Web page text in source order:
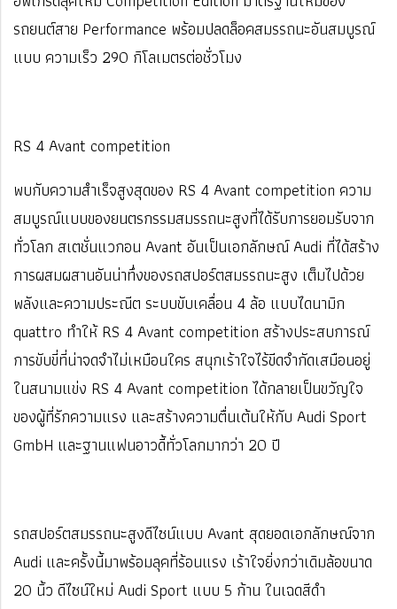
รถยนต์สาย Performance พร้อมปลดล็อคสมรรถนะอันสมบูรณ์
แบบ ความเร็ว 290 กิโลเมตรต่อชั่วโมง
RS 4 Avant competition
พบกับความสำเร็จสูงสุดของ RS 4 Avant competition ความ
สมบูรณ์แบบของยนตรกรรมสมรรถนะสูงที่ได้รับการยอมรับจาก
ทั่วโลก สเตชั่นแวกอน Avant อันเป็นเอกลักษณ์ Audi ที่ได้สร้าง
การผสมผสานอันน่าทึ่งของรถสปอร์ตสมรรถนะสูง เต็มไปด้วย
พลังและความประณีต ระบบขับเคลื่อน 4 ล้อ แบบไดนามิก
quattro ทำให้ RS 4 Avant competition สร้างประสบการณ์
การขับขี่ที่น่าจดจำไม่เหมือนใคร สนุกเร้าใจไร้ขีดจำกัดเสมือนอยู่
ในสนามแข่ง RS 4 Avant competition ได้กลายเป็นขวัญใจ
ของผู้ที่รักความแรง และสร้างความตื่นเต้นให้กับ Audi Sport
GmbH และฐานแฟนอาวดี้ทั่วโลกมากว่า 20 ปี
รถสปอร์ตสมรรถนะสูงดีไซน์แบบ Avant สุดยอดเอกลักษณ์จาก
Audi และครั้งนี้มาพร้อมลุคที่ร้อนแรง เร้าใจยิ่งกว่าเดิมล้อขนาด
20 นิ้ว ดีไซน์ใหม่ Audi Sport แบบ 5 ก้าน ในเฉดสีดำ